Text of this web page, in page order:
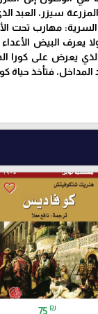
سيزر، العبد
السرية: مهارب
ولا يعرف البيض
يعرض على كورا
فتأخذ حياة
favorite_border
75 ₪